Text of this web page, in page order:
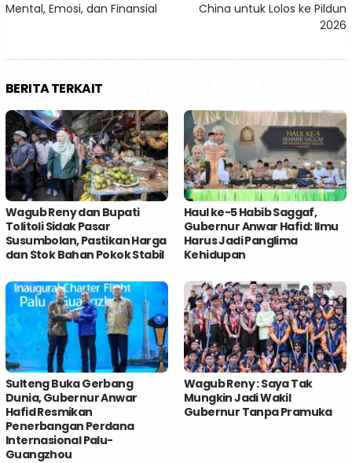
Mental, Emosi, dan Finansial
China untuk Lolos ke Pildun
2026
BERITA TERKAIT
Wagub Reny dan Bupati
Tolitoli Sidak Pasar
Susumbolan, Pastikan Harga
dan Stok Bahan Pokok Stabil
Haul ke-5 Habib Saggaf,
Gubernur Anwar Hafid: Ilmu
Harus Jadi Panglima
Kehidupan
Sulteng Buka Gerbang
Dunia, Gubernur Anwar
Hafid Resmikan
Penerbangan Perdana
Internasional Palu-
Guangzhou
Wagub Reny : Saya Tak
Mungkin Jadi Wakil
Gubernur Tanpa Pramuka